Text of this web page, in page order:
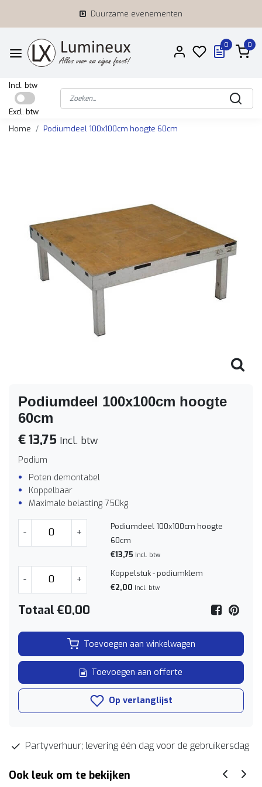
Duurzame evenementen
0 0
Incl. btw
Excl. btw
Home
Podiumdeel 100x100cm hoogte 60cm
Podiumdeel 100x100cm hoogte
60cm
€ 13,75 Incl. btw
Podium
Poten demontabel
Koppelbaar
Maximale belasting 750kg
- +
Podiumdeel 100x100cm hoogte
60cm
€13,75 Incl. btw
- +
Koppelstuk - podiumklem
€2,00 Incl. btw
Totaal€0,00
Toevoegen aan winkelwagen
Toevoegen aan offerte
Op verlanglijst
Partyverhuur; levering één dag voor de gebruikersdag
Ook leuk om te bekijken